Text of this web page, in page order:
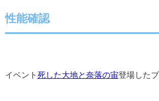
性能確認
イベント 死した大地と奈落の宙登場した